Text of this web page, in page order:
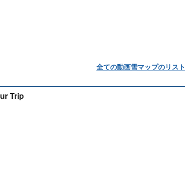
全ての動画雪マップのリスト
Trip